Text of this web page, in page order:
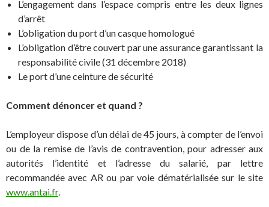
L’engagement dans l’espace compris entre les deux lignes
d’arrêt
L’obligation du port d’un casque homologué
L’obligation d’être couvert par une assurance garantissant la
responsabilité civile (31 décembre 2018)
Le port d’une ceinture de sécurité
Comment dénoncer et quand ?
L’employeur dispose d’un délai de 45 jours, à compter de l’envoi
ou de la remise de l’avis de contravention, pour adresser aux
autorités l’identité et l’adresse du salarié, par lettre
recommandée avec AR ou par voie dématérialisée sur le site
www.antai.fr.